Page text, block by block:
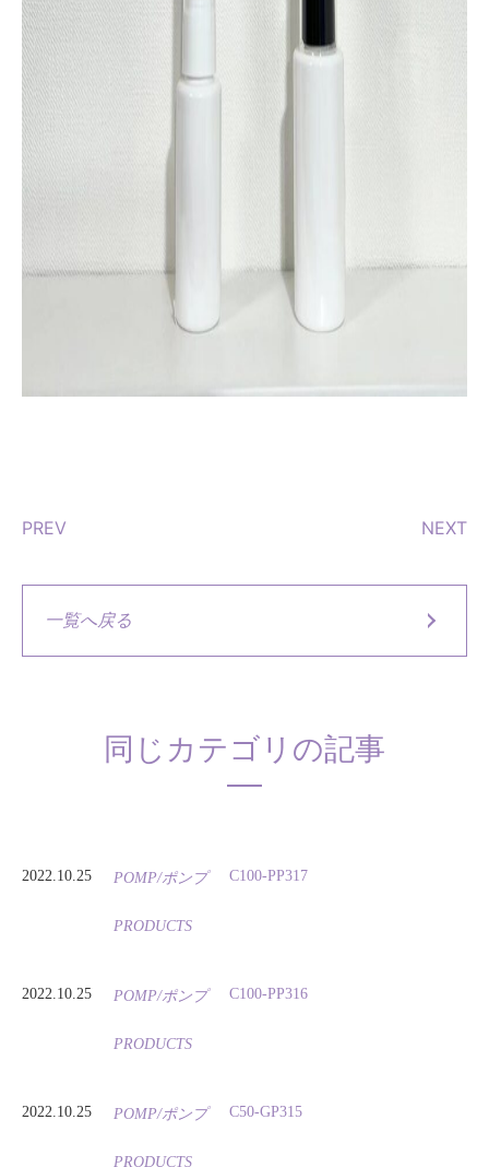
PREV NEXT
一覧へ戻る
同じカテゴリの記事
2022.10.25 POMP/ポンプ
PRODUCTS
C100-PP317
2022.10.25 POMP/ポンプ
PRODUCTS
C100-PP316
2022.10.25 POMP/ポンプ
PRODUCTS
C50-GP315